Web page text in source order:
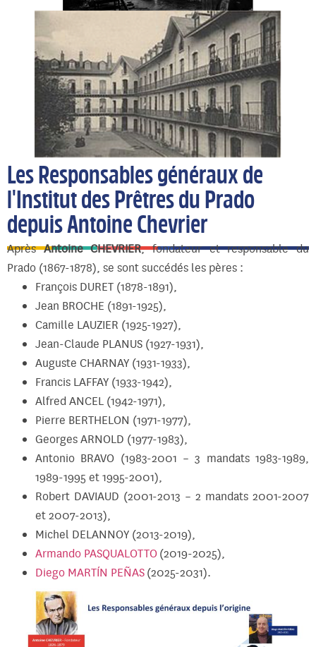
Les Responsables généraux de
l'Institut des Prêtres du Prado
depuis Antoine Chevrier
AprèsAntoine CHEVRIER, fondateur et responsable du
Prado (1867-1878), se sont succédés les pères :
François DURET (1878-1891),
Jean BROCHE (1891-1925),
Camille LAUZIER (1925-1927),
Jean-Claude PLANUS (1927-1931),
Auguste CHARNAY (1931-1933),
Francis LAFFAY (1933-1942),
Alfred ANCEL (1942-1971),
Pierre BERTHELON (1971-1977),
Georges ARNOLD (1977-1983),
Antonio BRAVO (1983-2001 – 3 mandats 1983-1989,
1989-1995 et 1995-2001),
Robert DAVIAUD (2001-2013 – 2 mandats 2001-2007
et 2007-2013),
Michel DELANNOY (2013-2019),
Armando PASQUALOTTO(2019-2025),
Diego MARTÍN PEÑAS(2025-2031).